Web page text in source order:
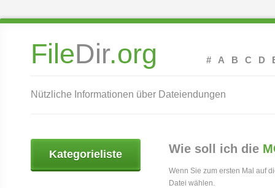
FileDir.org # A B C D
Nützliche Informationen über Dateiendungen
Kategorieliste Wie soll ich die
Wenn Sie zum ersten Mal auf
Datei wählen.